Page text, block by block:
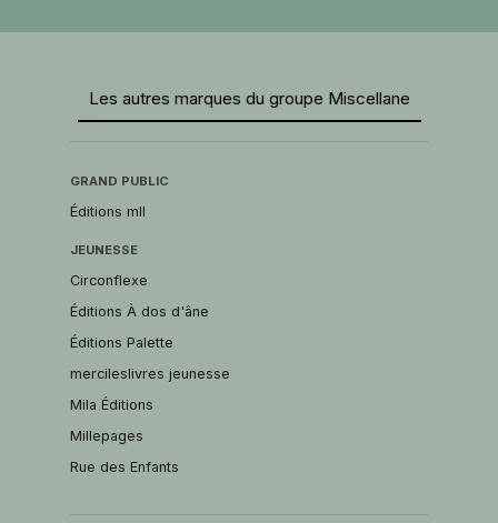
Les autres marques du groupe Miscellane
GRAND PUBLIC
Éditions mll
JEUNESSE
Circonflexe
Éditions À dos d'âne
Éditions Palette
mercileslivres jeunesse
Mila Éditions
Millepages
Rue des Enfants